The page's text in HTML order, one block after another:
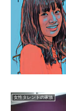
女性タレントの家族